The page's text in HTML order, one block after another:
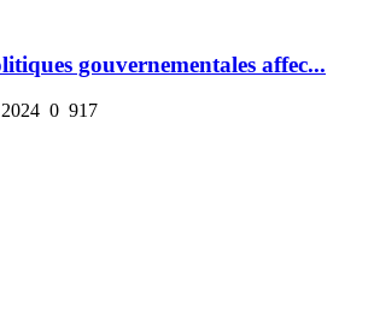
gouvernementales affec...
0 917